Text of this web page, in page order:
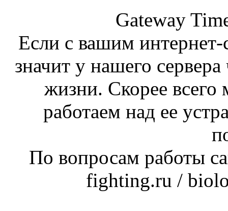
Gateway
Если с вашим интернет-
значит у нашего
жизни. Скорее
работаем над ее
По вопросам работы
fighting.ru /